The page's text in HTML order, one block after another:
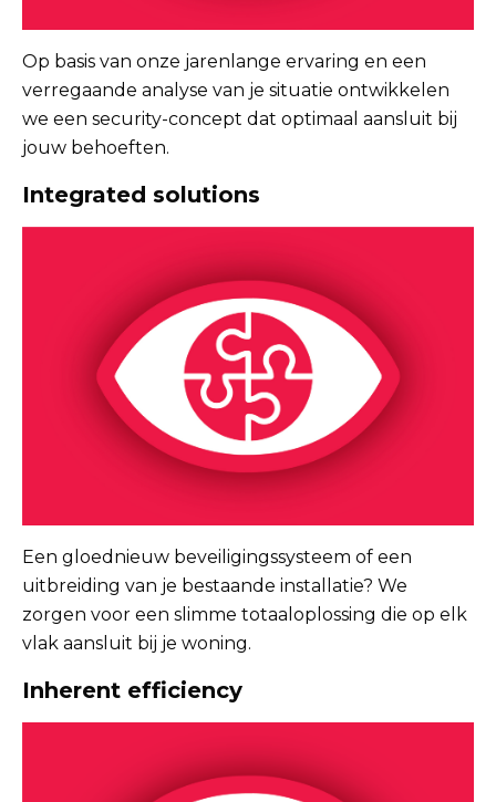
Op basis van onze jarenlange ervaring en een
verregaande analyse van je situatie ontwikkelen
we een security-concept dat optimaal aansluit bij
jouw behoeften.
Integrated solutions
Een gloednieuw beveiligingssysteem of een
uitbreiding van je bestaande installatie? We
zorgen voor een slimme totaaloplossing die op elk
vlak aansluit bij je woning.
Inherent efficiency